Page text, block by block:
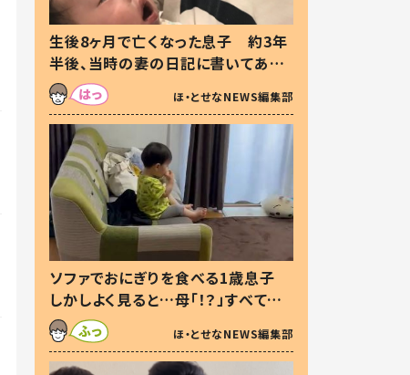
生後8ヶ月で亡くなった息子 約3年
半後、当時の妻の日記に書いてあっ
た本音とは
ほ・とせなNEWS編集部
ソファでおにぎりを食べる1歳息子
しかしよく見ると…母「！？」すべてを
察した母の投稿に「可愛いから許
す！」「現行犯〜」
ほ・とせなNEWS編集部